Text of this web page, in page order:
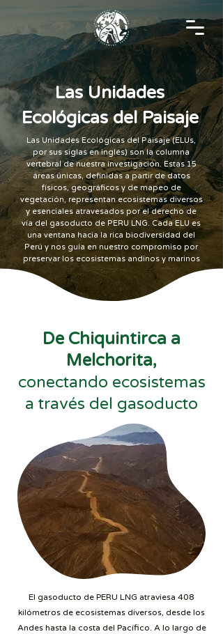
Las Unidades
Ecológicas del Paisaje
Las Unidades Ecológicas del Paisaje (ELUs,
por sus siglas en inglés) son la columna
vertebral de nuestra investigación. Estas 15
áreas únicas, definidas a partir de datos
físicos, geográficos y de mapeo de
vegetación, representan ecosistemas diversos
y esenciales atravesados por el derecho de
vía del gasoducto de PERU LNG. Cada ELU es
una ventana hacia la rica biodiversidad del
Perú y nos guía en nuestro compromiso por
preservar los ecosistemas andinos y marinos
De Chiquintirca a
Melchorita,
conectando ecosistemas
a través del gasoducto
El gasoducto de PERU LNG atraviesa 408
kilómetros de ecosistemas diversos, desde los
Andes hasta la costa del Pacífico. A lo largo de